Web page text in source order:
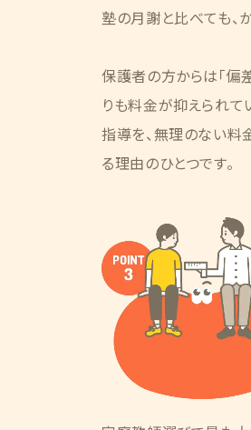
塾の月謝と比べても、
保護者の方からは「偏
りも料金が抑えられて
指導を、無理のない料
る理由のひとつです。